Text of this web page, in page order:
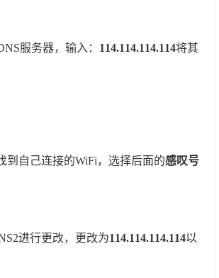
服务器，输入： 114.114.114.114将其
到自己连接的WiFi，选择后面的感叹号
进行更改，更改为114.114.114.114以